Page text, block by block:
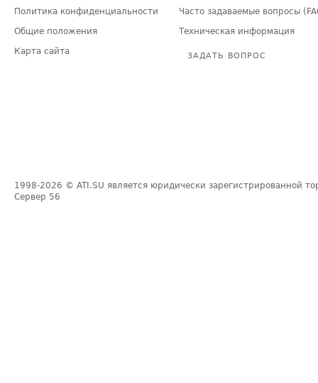
Политика конфиденциальности
Общие положения
Карта сайта
Часто задаваемые вопросы
Техническая информация
ЗАДАТЬ ВОПРОС
1998-2026 © ATI.SU является юридически зарегистрированной
Сервер 56